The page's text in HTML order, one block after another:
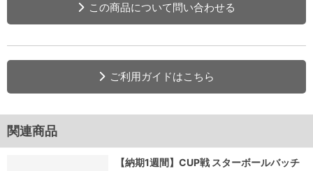
この商品について問い合わせる
ご利用ガイドはこちら
関連商品
【納期1週間】CUP戦 スターボールバッチ